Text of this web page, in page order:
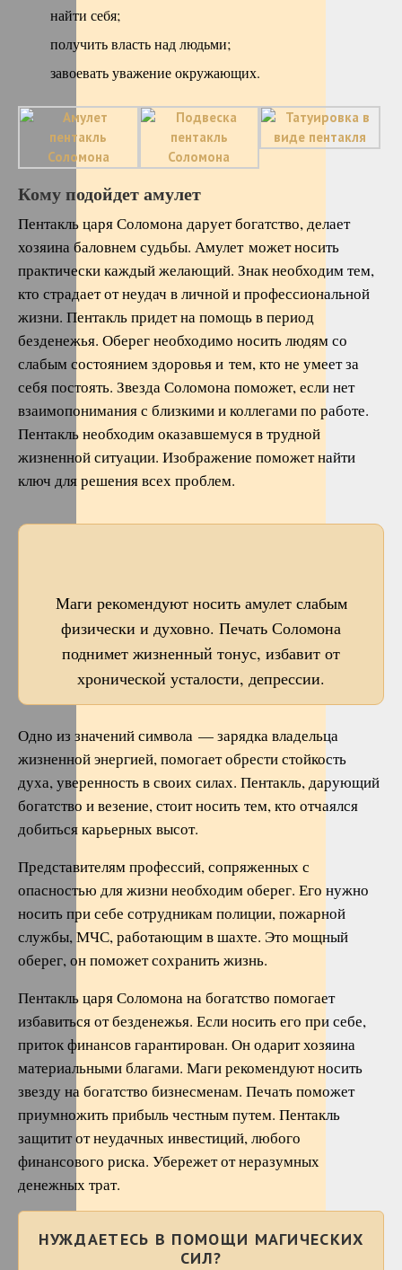
найти себя;
получить власть над людьми;
завоевать уважение окружающих.
Кому подойдет амулет
Пентакль царя Соломона дарует богатство, делает
хозяина баловнем судьбы. Амулет может носить
практически каждый желающий. Знак необходим тем,
кто страдает от неудач в личной и профессиональной
жизни. Пентакль придет на помощь в период
безденежья. Оберег необходимо носить людям со
слабым состоянием здоровья и тем, кто не умеет за
себя постоять. Звезда Соломона поможет, если нет
взаимопонимания с близкими и коллегами по работе.
Пентакль необходим оказавшемуся в трудной
жизненной ситуации. Изображение поможет найти
ключ для решения всех проблем.
Маги рекомендуют носить амулет слабым
физически и духовно. Печать Соломона
поднимет жизненный тонус, избавит от
хронической усталости, депрессии.
Одно из значений символа — зарядка владельца
жизненной энергией, помогает обрести стойкость
духа, уверенность в своих силах. Пентакль, дарующий
богатство и везение, стоит носить тем, кто отчаялся
добиться карьерных высот.
Представителям профессий, сопряженных с
опасностью для жизни необходим оберег. Его нужно
носить при себе сотрудникам полиции, пожарной
службы, МЧС, работающим в шахте. Это мощный
оберег, он поможет сохранить жизнь.
Пентакль царя Соломона на богатство помогает
избавиться от безденежья. Если носить его при себе,
приток финансов гарантирован. Он одарит хозяина
материальными благами. Маги рекомендуют носить
звезду на богатство бизнесменам. Печать поможет
приумножить прибыль честным путем. Пентакль
защитит от неудачных инвестиций, любого
финансового риска. Убережет от неразумных
денежных трат.
НУЖДАЕТЕСЬ В ПОМОЩИ МАГИЧЕСКИХ
СИЛ?